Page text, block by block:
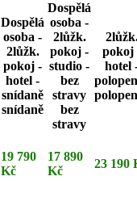
Dospělá
osoba -
2lůžk.
pokoj -
hotel -
snídaně
snídaně
Dospělá
osoba -
2lůžk.
pokoj -
studio -
bez
stravy
bez
stravy
pokoj
hotel
19 790
Kč
17 890
Kč
23 190